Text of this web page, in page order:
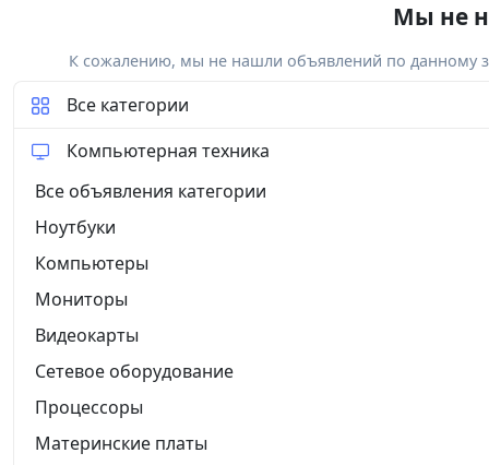
Мы не
К сожалению, мы не нашли объявлений по данному
Все категории
Компьютерная техника
Все объявления категории
Ноутбуки
Компьютеры
Мониторы
Видеокарты
Сетевое оборудование
Процессоры
Материнские платы